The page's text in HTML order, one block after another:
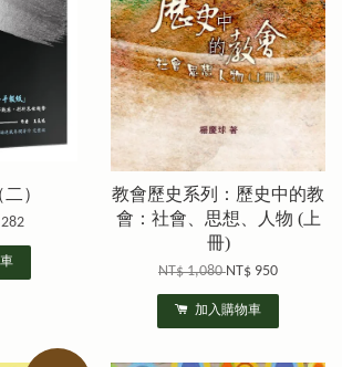
）
教會歷史系列：歷史中的教
會：社會、思想、人物 (上
冊)
NT$ 1,080NT$ 950
加入購物車